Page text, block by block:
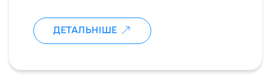
💙💛ДЕТАЛЬНІШЕ